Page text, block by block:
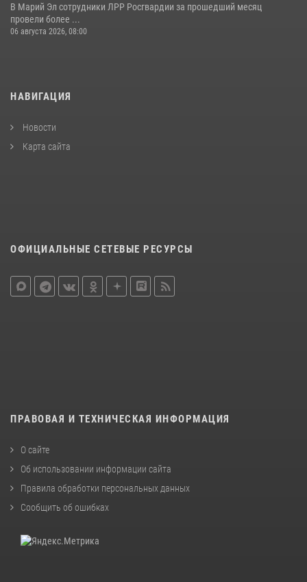
В Марий Эл сотрудники ЛРР Росгвардии за прошедший месяц
провели более ...
06 августа 2026, 08:00
НАВИГАЦИЯ
Новости
Карта сайта
ОФИЦИАЛЬНЫЕ СЕТЕВЫЕ РЕСУРСЫ
ПРАВОВАЯ И ТЕХНИЧЕСКАЯ ИНФОРМАЦИЯ
О сайте
Об использовании информации сайта
Правила обработки персональных данных
Сообщить об ошибках